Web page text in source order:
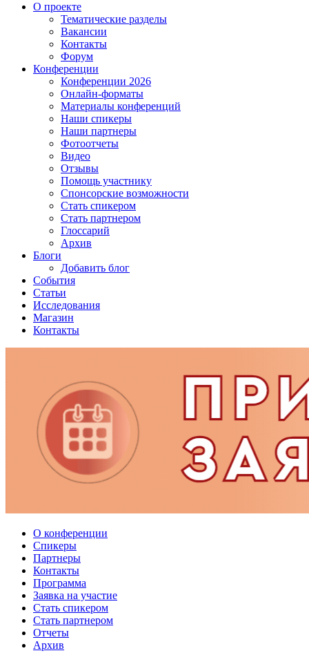
О проекте
Тематические разделы
Вакансии
Контакты
Форум
Конференции
Конференции 2026
Онлайн-форматы
Материалы конференций
Наши спикеры
Наши партнеры
Фотоотчеты
Видео
Отзывы
Помощь участнику
Спонсорские возможности
Стать спикером
Стать партнером
Глоссарий
Архив
Блоги
Добавить блог
События
Статьи
Исследования
Магазин
Контакты
О конференции
Спикеры
Партнеры
Контакты
Программа
Заявка на участие
Стать спикером
Стать партнером
Отчеты
Архив